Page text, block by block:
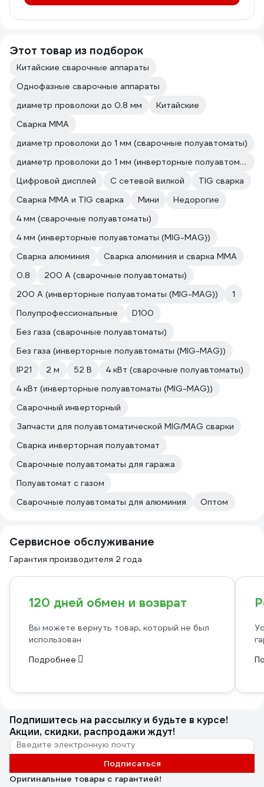
Этот товар из подборок
Китайские сварочные аппараты
Однофазные сварочные аппараты
диаметр проволоки до 0.8 мм
Китайские
Сварка ММА
диаметр проволоки до 1 мм (сварочные полуавтоматы)
диаметр проволоки до 1 мм (инверторные полуавтоматы (MIG-MAG))
Цифровой дисплей
С сетевой вилкой
TIG сварка
Сварка ММА и TIG сварка
Мини
Недорогие
4 мм (сварочные полуавтоматы)
4 мм (инверторные полуавтоматы (MIG-MAG))
Сварка алюминия
Сварка алюминия и сварка ММА
0.8
200 А (сварочные полуавтоматы)
200 А (инверторные полуавтоматы (MIG-MAG))
1
Полупрофессиональные
D100
Без газа (сварочные полуавтоматы)
Без газа (инверторные полуавтоматы (MIG-MAG))
IP21
2 м 52 В
4 кВт (сварочные полуавтоматы)
4 кВт (инверторные полуавтоматы (MIG-MAG))
Сварочный инверторный
Запчасти для полуавтоматической MIG/MAG сварки
Сварка инверторная полуавтомат
Сварочные полуавтоматы для гаража
Полуавтомат с газом
Сварочные полуавтоматы для алюминия
Оптом
Сервисное обслуживание
Гарантия производителя 2 года
120 дней обмен и возврат
Вы можете вернуть товар, который не был
использован
Подробнее
Подпишитесь на рассылкуи будьте в курсе!
Акции, скидки, распродажи ждут!
Подписаться
Оригинальные товары с гарантией!